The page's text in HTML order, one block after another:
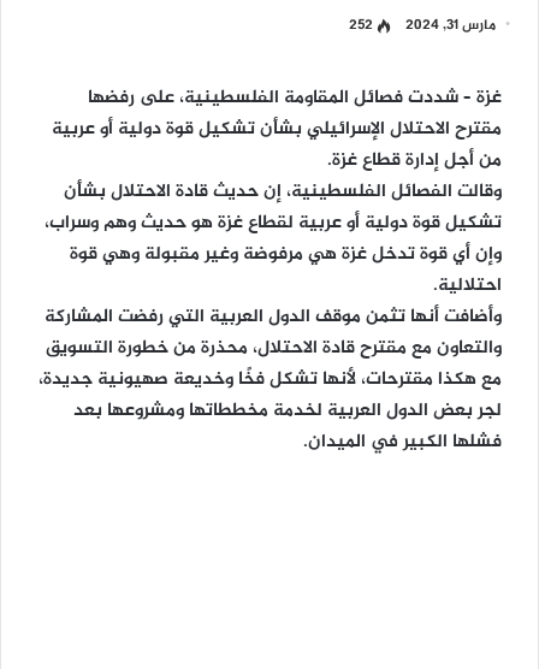
مارس 31, 2024 252
غزة – شددت فصائل المقاومة الفلسطينية، على رفضها
مقترح الاحتلال الإسرائيلي بشأن تشكيل قوة دولية أو عربية
من أجل إدارة قطاع غزة.
وقالت الفصائل الفلسطينية، إن حديث قادة الاحتلال بشأن
تشكيل قوة دولية أو عربية لقطاع غزة هو حديث وهم وسراب،
وإن أي قوة تدخل غزة هي مرفوضة وغير مقبولة وهي قوة
احتلالية.
وأضافت أنها تثمن موقف الدول العربية التي رفضت المشاركة
والتعاون مع مقترح قادة الاحتلال، محذرة من خطورة التسويق
مع هكذا مقترحات، لأنها تشكل فخًا وخديعة صهيونية جديدة،
لجر بعض الدول العربية لخدمة مخططاتها ومشروعها بعد
فشلها الكبير في الميدان.